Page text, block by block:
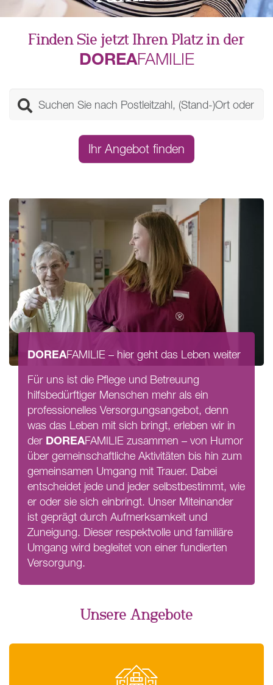
Finden Sie jetzt Ihren Platz in der
DOREAFAMILIE
Ihr Angebot finden
DOREAFAMILIE – hier geht das Leben weiter
Für uns ist die Pflege und Betreuung
hilfsbedürftiger Menschen mehr als ein
professionelles Versorgungsangebot, denn
was das Leben mit sich bringt, erleben wir in
der DOREAFAMILIE zusammen – von Humor
über gemeinschaftliche Aktivitäten bis hin zum
gemeinsamen Umgang mit Trauer. Dabei
entscheidet jede und jeder selbstbestimmt, wie
er oder sie sich einbringt. Unser Miteinander
ist geprägt durch Aufmerksamkeit und
Zuneigung. Dieser respektvolle und familiäre
Umgang wird begleitet von einer fundierten
Versorgung.
Unsere Angebote